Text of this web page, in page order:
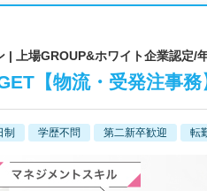
| 上場GROUP&ホワイト企業認定/
【物流・受発注事
制 学歴不問 第二新卒歓迎 転